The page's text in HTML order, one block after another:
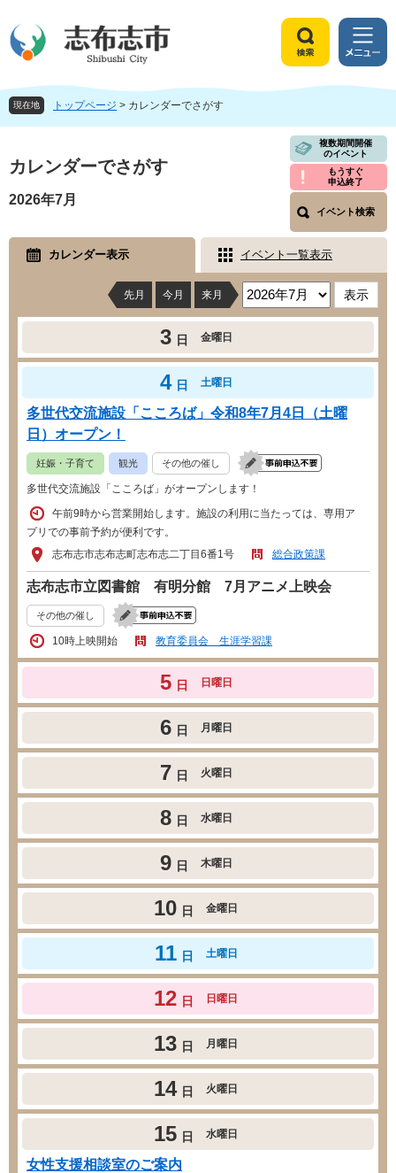
ジ
頭
ュ
飛
本
文
索
メ
ニ
ュ
現在地 トップページ > カレンダーでさがす
文
カレンダーでさがす
複数期間開催
のイベント
もうすぐ
申込終了
イベント検索
2026年7月
カレンダー表示 イベント一覧表示
先月 今月 来月
3 日 金曜日
4 日 土曜日
多世代交流施設「こころば」令和8年7月4日（土曜
日）オープン！
妊娠・子育て 観光 その他の催し
多世代交流施設「こころば」がオープンします！
午前9時から営業開始します。施設の利用に当たっては、専用ア
プリでの事前予約が便利です。
志布志市志布志町志布志二丁目6番1号
総合政策課
志布志市立図書館 有明分館 7月アニメ上映会
その他の催し
10時上映開始 教育委員会 生涯学習課
5 日 日曜日
6 日 月曜日
7 日 火曜日
8 日 水曜日
9 日 木曜日
10 日 金曜日
11 日 土曜日
12 日 日曜日
13 日 月曜日
14 日 火曜日
15 日 水曜日
女性支援相談室のご案内